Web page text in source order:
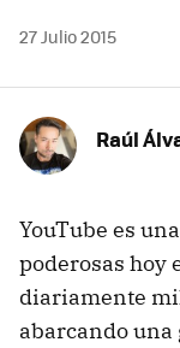
27 Julio 2015
Raúl
YouTube es
poderosas hoy
diariamente
abarcando